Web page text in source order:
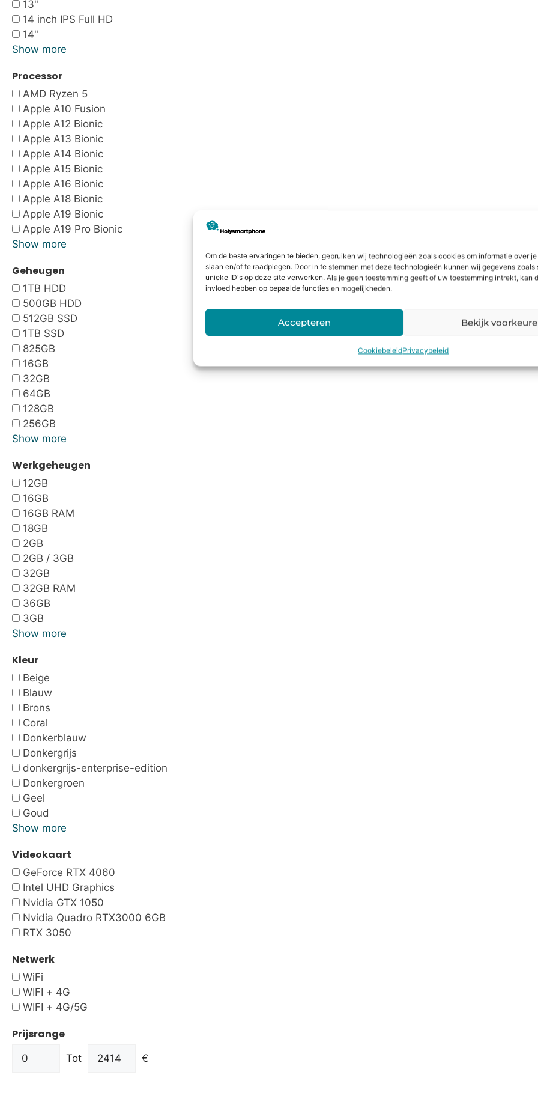
Om de beste ervaringen te bieden, gebruiken wij technologieën zoals cookies om informatie over
slaan en/of te raadplegen. Door in te stemmen met deze technologieën kunnen wij gegevens zoals
unieke ID's op deze site verwerken. Als je geen toestemming geeft of uw toestemming intrekt, kan
invloed hebben op bepaalde functies en mogelijkheden.
Accepteren Bekijk
CookiebeleidPrivacybeleid
13"
14 inch IPS Full HD
14"
Show more
Processor
AMD Ryzen 5
Apple A10 Fusion
Apple A12 Bionic
Apple A13 Bionic
Apple A14 Bionic
Apple A15 Bionic
Apple A16 Bionic
Apple A18 Bionic
Apple A19 Bionic
Apple A19 Pro Bionic
Show more
Geheugen
1TB HDD
500GB HDD
512GB SSD
1TB SSD
825GB
16GB
32GB
64GB
128GB
256GB
Show more
Werkgeheugen
12GB
16GB
16GB RAM
18GB
2GB
2GB / 3GB
32GB
32GB RAM
36GB
3GB
Show more
Kleur
Beige
Blauw
Brons
Coral
Donkerblauw
Donkergrijs
donkergrijs-enterprise-edition
Donkergroen
Geel
Goud
Show more
Videokaart
GeForce RTX 4060
Intel UHD Graphics
Nvidia GTX 1050
Nvidia Quadro RTX3000 6GB
RTX 3050
Netwerk
WiFi
WIFI + 4G
WIFI + 4G/5G
Prijsrange
Tot €